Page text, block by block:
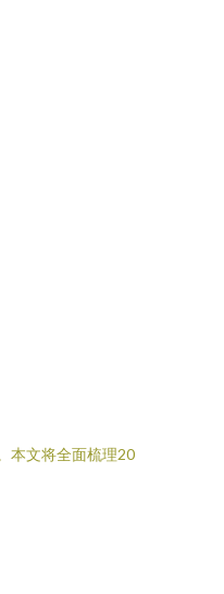
本文将全面梳理20